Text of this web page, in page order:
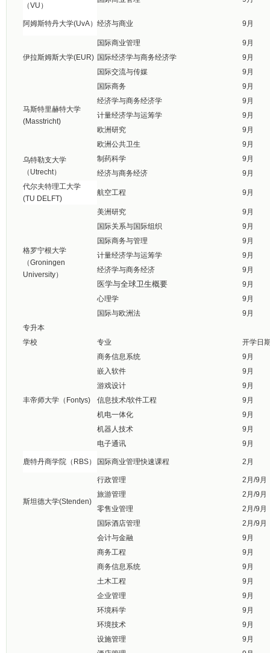
（VU）
阿姆斯特丹大学(UvA） 经济与商业 9月
伊拉斯姆斯大学(EUR)
国际商业管理
9月
国际经济学与商务经济学
9月
国际交流与传媒
9月
马斯特里赫特大学
(Masstricht)
国际商务
9月
经济学与商务经济学
9月
计量经济学与运筹学
9月
欧洲研究
9月
欧洲公共卫生
9月
乌特勒支大学
（Utrecht）
制药科学
9月
经济与商务经济
9月
代尔夫特理工大学
(TU DELFT)
航空工程 9月
格罗宁根大学
（Groningen
University）
美洲研究
9月
国际关系与国际组织
9月
国际商务与管理
9月
计量经济学与运筹学
9月
经济学与商务经济
9月
医学与全球卫生概要
9月
心理学
9月
国际与欧洲法
9月
专升本
学校
专业 开学日
丰帝师大学（Fontys)
商务信息系统
9月
嵌入软件
9月
游戏设计
9月
信息技术/软件工程
9月
机电一体化
9月
机器人技术
9月
电子通讯
9月
鹿特丹商学院（RBS） 国际商业管理快速课程 2月
斯坦德大学(Stenden)
行政管理
2月/9月
旅游管理
2月/9月
零售业管理
2月/9月
国际酒店管理
2月/9月
会计与金融
9月
商务工程
9月
商务信息系统
9月
土木工程
9月
企业管理
9月
环境科学
9月
环境技术
9月
设施管理
9月